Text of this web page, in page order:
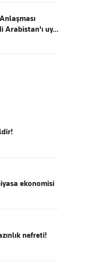
Arabistan'ı uy...
ekonomisi
nefreti!